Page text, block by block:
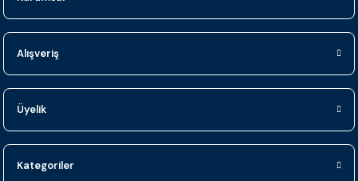
Alışveriş
Üyelik
Kategoriler